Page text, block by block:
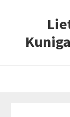
primary
navigation
content
primary
sidebar